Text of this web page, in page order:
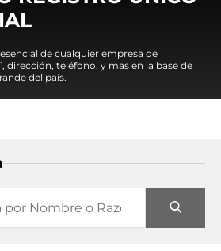
de cualquier empresa de
dirección, teléfono, y mas en la base de
del país.